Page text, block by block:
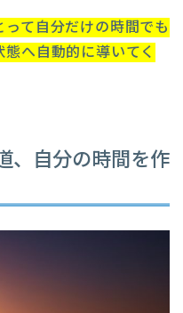
て自分だけの時間でも
へ自動的に導いてく
、自分の時間を作